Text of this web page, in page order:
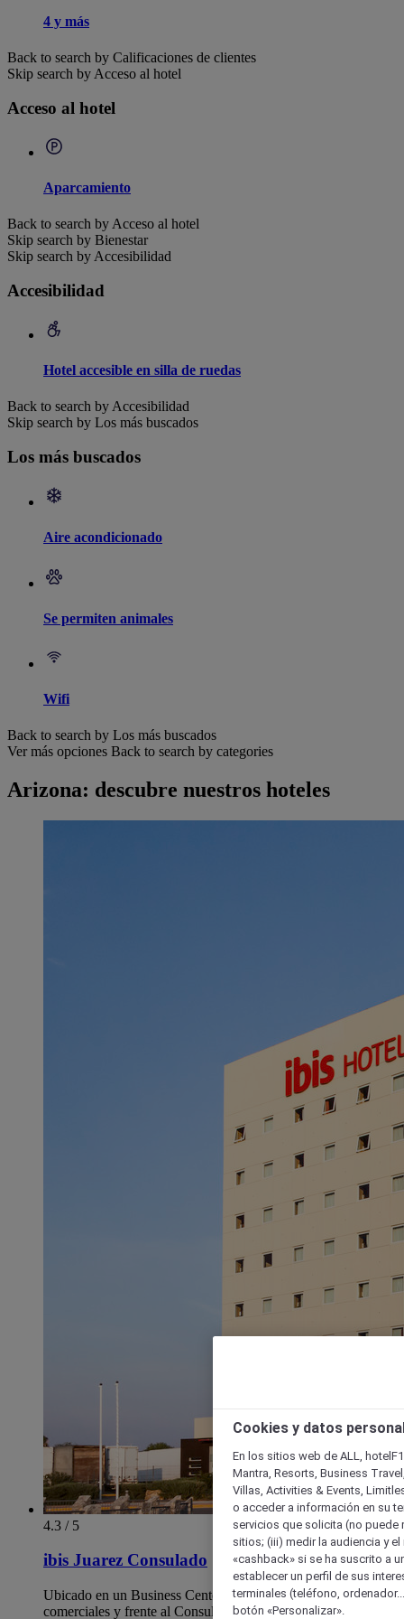
4 y más
Back to search by Calificaciones de clientes
Skip search by Acceso al hotel
Acceso al hotel
Aparcamiento
Back to search by Acceso al hotel
Skip search by Bienestar
Skip search by Accesibilidad
Accesibilidad
Hotel accesible en silla de ruedas
Back to search by Accesibilidad
Skip search by Los más buscados
Los más buscados
Aire acondicionado
Se permiten animales
Wifi
Back to search by Los más buscados
Ver más opciones Back to search by categories
Arizona: descubre nuestros hoteles
4.3 / 5
ibis Juarez Consulado
Ubicado en un Business Center, cercano a centros
comerciales y frente al Consulado Americano
Cookies y datos
En los sitios web de ALL,
Mantra, Resorts, Business
Villas, Activities & Events,
o acceder a información en su
servicios que solicita (no puede
sitios; (iii) medir la audiencia y
«cashback» si se ha suscrito a
establecer un perfil de sus
terminales (teléfono,
botón «Personalizar».